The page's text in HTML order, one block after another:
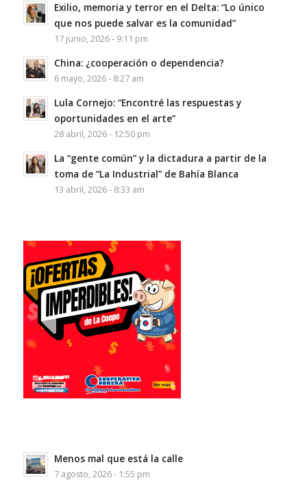
Exilio, memoria y terror en el Delta: “Lo único
que nos puede salvar es la comunidad”
17 junio, 2026 - 9:11 pm
China: ¿cooperación o dependencia?
6 mayo, 2026 - 8:27 am
Lula Cornejo: “Encontré las respuestas y
oportunidades en el arte”
28 abril, 2026 - 12:50 pm
La “gente común” y la dictadura a partir de la
toma de “La Industrial” de Bahía Blanca
13 abril, 2026 - 8:33 am
Menos mal que está la calle
7 agosto, 2026 - 1:55 pm